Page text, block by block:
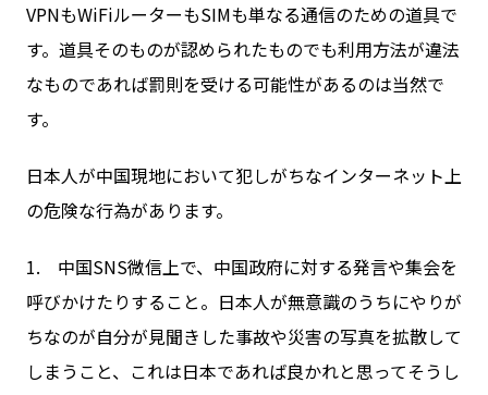
VPNもWiFiルーターもSIMも単なる通信のための道具で
す。道具そのものが認められたものでも利用方法が違法
なものであれば罰則を受ける可能性があるのは当然で
す。
日本人が中国現地において犯しがちなインターネット上
の危険な行為があります。
1. 中国SNS微信上で、中国政府に対する発言や集会を
呼びかけたりすること。日本人が無意識のうちにやりが
ちなのが自分が見聞きした事故や災害の写真を拡散して
しまうこと、これは日本であれば良かれと思ってそうし